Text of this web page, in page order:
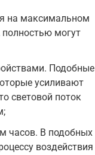
на максимальном
полностью могут
Подобные
усиливают
световой поток
часов. В подобных
воздействия